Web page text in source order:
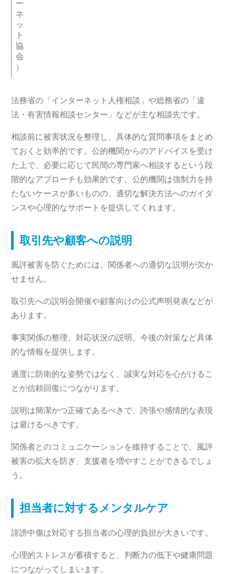
ー
ネ
ッ
ト
協
会
）
法務省の「インターネット人権相談」や総務省の「違
法・有害情報相談センター」などが主な相談先です。
相談前に被害状況を整理し、具体的な質問事項をまとめ
ておくと効率的です。公的機関からのアドバイスを受け
た上で、必要に応じて民間の専門家へ相談するという段
階的なアプローチも効果的です。公的機関は強制力を持
たないケースが多いものの、適切な解決方法へのガイダ
ンスや心理的なサポートを提供してくれます。
取引先や顧客への説明
風評被害を防ぐためには、関係者への適切な説明が欠か
せません。
取引先への説明会開催や顧客向けの公式声明発表などが
あります。
事実関係の整理、対応状況の説明、今後の対策など具体
的な情報を提供します。
過度に防衛的な姿勢ではなく、誠実な対応を心がけるこ
とが信頼回復につながります。
説明は簡潔かつ正確であるべきで、誇張や感情的な表現
は避けるべきです。
関係者とのコミュニケーションを維持することで、風評
被害の拡大を防ぎ、支援者を増やすことができるでしょ
う。
担当者に対するメンタルケア
誹謗中傷は対応する担当者の心理的負担が大きいです。
心理的ストレスが蓄積すると、判断力の低下や健康問題
につながってしまいます。